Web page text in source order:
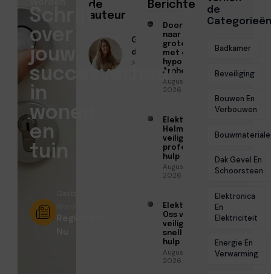
de
auteur
Geschreven
door
Sofia Mendes
● Juli 2, 2026
Berichten
Doorstromen
naar een
groter huis
met een
hypotheek in
Arnhem
Augustus 7,
2026
Elektricien
Helmond voor
veilige en
professionele
hulp
Augustus 6,
2026
Elektricien
Oss voor
veilige en
snelle
hulp
Augustus 6,
2026
de
Categorieën
Badkamer
Beveiliging
Bouwen En
Verbouwen
Dak Gevel En
Schoorsteen
Elektronica
En
Elektriciteit
Energie En
Verwarming
Schrijf
over
jouw
succesverhaal
in
wonen
en
tuin
Registreer